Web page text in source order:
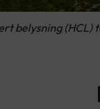
belysning